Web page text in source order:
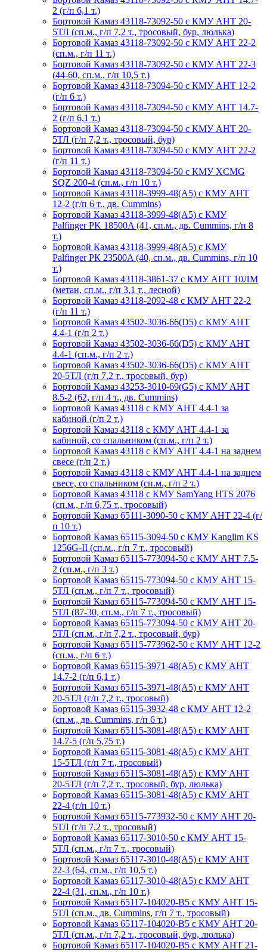
2 (г/п 6,1 т.)
Бортовой Камаз 43118-73092-50 с КМУ АНТ 20-
5ТЛ (сп.м., г/п 7,2 т., тросовый, бур, люлька)
Бортовой Камаз 43118-73092-50 с КМУ АНТ 22-2
(сп.м., г/п 11 т.)
Бортовой Камаз 43118-73092-50 с КМУ АНТ 22-3
(44-60, сп.м., г/п 10,5 т.)
Бортовой Камаз 43118-73094-50 с КМУ АНТ 12-2
(г/п 6 т.)
Бортовой Камаз 43118-73094-50 с КМУ АНТ 14.7-
2 (г/п 6,1 т.)
Бортовой Камаз 43118-73094-50 с КМУ АНТ 20-
5ТЛ (г/п 7,2 т., тросовый, бур)
Бортовой Камаз 43118-73094-50 с КМУ АНТ 22-2
(г/п 11 т.)
Бортовой Камаз 43118-73094-50 с КМУ XCMG
SQZ 200-4 (сп.м., г/п 10 т.)
Бортовой Камаз 43118-3999-48(А5) с КМУ АНТ
12-2 (г/п 6 т., дв. Cummins)
Бортовой Камаз 43118-3999-48(А5) с КМУ
Palfinger PK 18500A (41, сп.м., дв. Cummins, г/п 8
т.)
Бортовой Камаз 43118-3999-48(А5) с КМУ
Palfinger РК 23500A (40, сп.м., дв. Cummins, г/п 10
т.)
Бортовой Камаз 43118-3861-37 с КМУ АНТ 10ЛМ
(метан, сп.м., г/п 3,1 т., лесной)
Бортовой Камаз 43118-2092-48 с КМУ АНТ 22-2
(г/п 11 т.)
Бортовой Камаз 43502-3036-66(D5) с КМУ АНТ
4.4-1 (г/п 2 т.)
Бортовой Камаз 43502-3036-66(D5) с КМУ АНТ
4.4-1 (сп.м., г/п 2 т.)
Бортовой Камаз 43502-3036-66(D5) с КМУ АНТ
20-5ТЛ (г/п 7,2 т., тросовый, бур)
Бортовой Камаз 43253-3010-69(G5) с КМУ АНТ
8.5-2 (62, г/п 4 т., дв. Cummins)
Бортовой Камаз 43118 с КМУ АНТ 4.4-1 за
кабиной (г/п 2 т.)
Бортовой Камаз 43118 с КМУ АНТ 4.4-1 за
кабиной, со спальником (сп.м., г/п 2 т.)
Бортовой Камаз 43118 с КМУ АНТ 4.4-1 на заднем
свесе (г/п 2 т.)
Бортовой Камаз 43118 с КМУ АНТ 4.4-1 на заднем
свесе, со спальником (сп.м., г/п 2 т.)
Бортовой Камаз 43118 c КМУ SamYang HTS 2076
(сп.м., г/п 6,75 т., тросовый)
Бортовой Камаз 65111-3090-50 с КМУ АНТ 22-4 (г/
п 10 т.)
Бортовой Камаз 65115-3094-50 с КМУ Kanglim KS
1256G-II (сп.м., г/п 7 т., тросовый)
Бортовой Камаз 65115-773094-50 с КМУ АНТ 7.5-
2 (сп.м., г/п 3 т.)
Бортовой Камаз 65115-773094-50 с КМУ АНТ 15-
5ТЛ (сп.м., г/п 7 т., тросовый)
Бортовой Камаз 65115-773094-50 с КМУ АНТ 15-
5ТЛ (87-30, сп.м., г/п 7 т., тросовый)
Бортовой Камаз 65115-773094-50 с КМУ АНТ 20-
5ТЛ (сп.м., г/п 7,2 т., тросовый, бур)
Бортовой Камаз 65115-773962-50 с КМУ АНТ 12-2
(сп.м., г/п 6 т.)
Бортовой Камаз 65115-3971-48(A5) с КМУ АНТ
14.7-2 (г/п 6,1 т.)
Бортовой Камаз 65115-3971-48(A5) с КМУ АНТ
20-5ТЛ (г/п 7,2 т., тросовый)
Бортовой Камаз 65115-3932-48 с КМУ АНТ 12-2
(сп.м., дв. Cummins, г/п 6 т.)
Бортовой Камаз 65115-3081-48(А5) с КМУ АНТ
14.7-5 (г/п 5,75 т.)
Бортовой Камаз 65115-3081-48(А5) с КМУ АНТ
15-5ТЛ (г/п 7 т., тросовый)
Бортовой Камаз 65115-3081-48(А5) с КМУ АНТ
20-5ТЛ (г/п 7,2 т., тросовый, бур, люлька)
Бортовой Камаз 65115-3081-48(А5) с КМУ АНТ
22-4 (г/п 10 т.)
Бортовой Камаз 65115-773932-50 с КМУ АНТ 20-
5ТЛ (г/п 7,2 т., тросовый)
Бортовой Камаз 65117-3010-50 с КМУ АНТ 15-
5ТЛ (сп.м., г/п 7 т., тросовый)
Бортовой Камаз 65117-3010-48(А5) с КМУ АНТ
22-3 (64, сп.м., г/п 10,5 т.)
Бортовой Камаз 65117-3010-48(A5) с КМУ АНТ
22-4 (31, сп.м., г/п 10 т.)
Бортовой Камаз 65117-104020-B5 с КМУ АНТ 15-
5ТЛ (сп.м., дв. Cummins, г/п 7 т., тросовый)
Бортовой Камаз 65117-104020-B5 с КМУ АНТ 20-
5ТЛ (сп.м., г/п 7,2 т., тросовый, бур, люлька)
Бортовой Камаз 65117-104020-B5 с КМУ АНТ 21-